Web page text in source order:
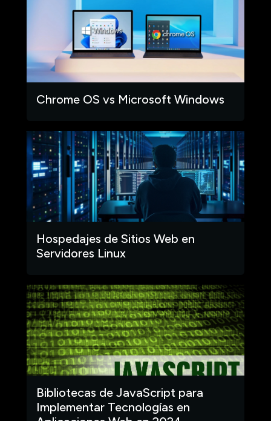
Chrome OS vs Microsoft Windows
Hospedajes de Sitios Web en
Servidores Linux
Bibliotecas de JavaScript para
Implementar Tecnologías en